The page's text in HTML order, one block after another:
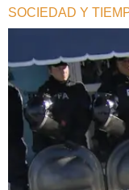
SOCIEDAD Y